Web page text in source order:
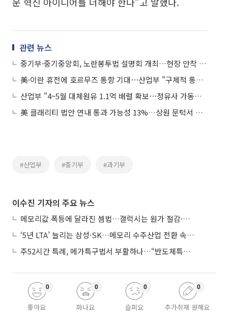
관련 뉴스
중기부·중기중앙회, 노란봉투법 설명회 개최…현장 안착 지원
美·이란 휴전에 호르무즈 통항 기대⋯산업부 "구체적 통항 조건ㆍ시점 확인 중"
산업부 "4~5월 대체원유 1.1억 배럴 확보⋯정유사 가동률 90% 수준"
美 클래리티 법안 연내 통과 가능성 13%…상원 문턱서 제동
#산업부 #중기부 #과기부
이수진 기자의 주요 뉴스
메모리값 폭등에 달라진 셈법…갤럭시는 원가 절감·아이폰은 서비스 확대
‘5년 LTA’ 늘리는 삼성·SK…메모리 수주산업 전환 속 다른 셈법
주52시간 특례, 메가특구법서 부활하나…“반도체특별법 담겨야”
좋아요
0
화나요
0
슬퍼요
0
추가취재 원해요
0